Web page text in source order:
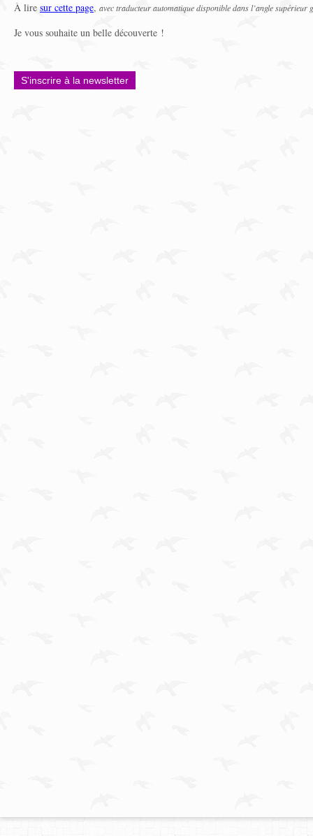
À lire sur cette page, avec traducteur automatique disponible dans l’angle supérieur
Je vous souhaite un belle découverte !
S'inscrire à la newsletter